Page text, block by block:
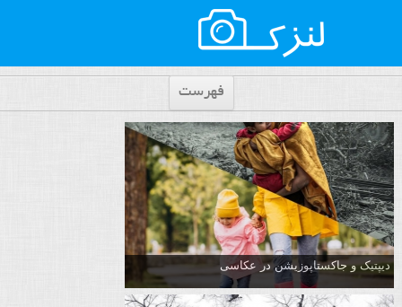
فهرست
دیپتیک و جاکستا‌پوزیشن در عکاسی